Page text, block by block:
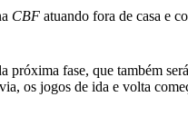
CBF atuando fora de casa e
próxima fase, que também
os jogos de ida e volta